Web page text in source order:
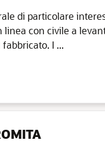
di particolare
linea con civile a
I ...